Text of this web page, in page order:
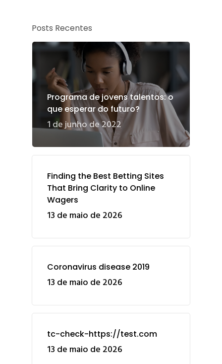
Posts Recentes
Programa de jovens talentos: o
que esperar do futuro?
1 de junho de 2022
Finding the Best Betting Sites
That Bring Clarity to Online
Wagers
13 de maio de 2026
Coronavirus disease 2019
13 de maio de 2026
tc-check-https://test.com
13 de maio de 2026